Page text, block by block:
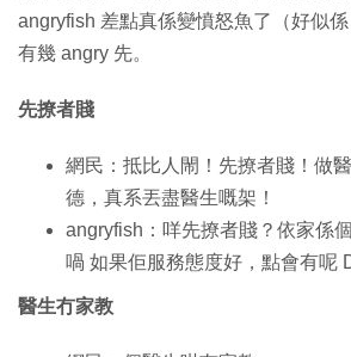
angryfish 差點真係變憤怒魚了（好似
有幾 angry 先。
先撩者賤
網民：抵比人閙！先撩者賤！做
德，真系丟盡醫生嘅架！
angryfish：咩先撩者賤？依家係
喎 如果佢服務態度好，點會有呢
醫生冇家教